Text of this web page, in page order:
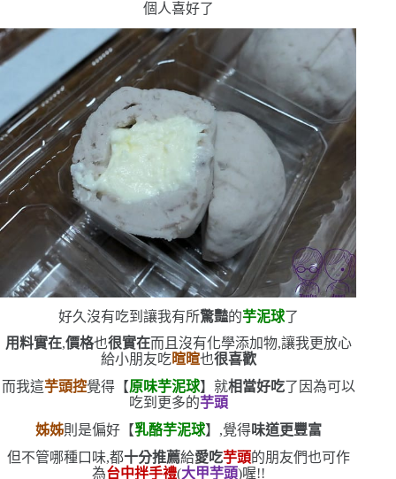
個人喜好了
好久沒有吃到讓我有所驚豔的芋泥球了
用料實在,價格也很實在而且沒有化學添加物,讓我更放心
給小朋友吃暄暄也很喜歡
而我這芋頭控覺得【原味芋泥球】就相當好吃了 因為可以
吃到更多的芋頭
姊姊則是偏好【乳酪芋泥球】,覺得味道更豐富
但不管哪種口味,都十分推薦給愛吃芋頭的朋友們也可作
為台中拌手禮(大甲芋頭)喔!!